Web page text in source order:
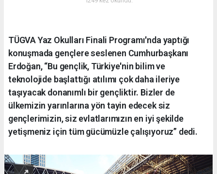
TÜGVA Yaz Okulları Finali Programı'nda yaptığı
konuşmada gençlere seslenen Cumhurbaşkanı
Erdoğan, “Bu gençlik, Türkiye'nin bilim ve
teknolojide başlattığı atılımı çok daha ileriye
taşıyacak donanımlı bir gençliktir. Bizler de
ülkemizin yarınlarına yön tayin edecek siz
gençlerimizin, siz evlatlarımızın en iyi şekilde
yetişmeniz için tüm gücümüzle çalışıyoruz” dedi.